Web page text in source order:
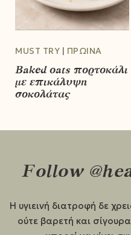
MUST TRY ΠΡΩΙΝΆ
Baked oats πορτοκάλι
με επικάλυψη
σοκολάτας
Follow
Η υγιεινή διατροφή δε
ούτε βαρετή και